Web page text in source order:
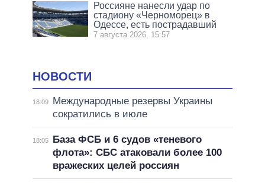
Россияне нанесли удар по
стадиону «Черноморец» в
Одессе, есть пострадавший
7 августа 2026, 15:57
НОВОСТИ
18:09
Международные резервы Украины
сократились в июле
18:05
База ФСБ и 6 судов «теневого
флота»: СБС атаковали более 100
вражеских целей россиян